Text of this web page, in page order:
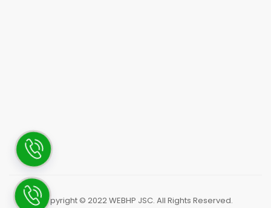
Copyright © 2022WEBHP JSC. All Rights Reserved.